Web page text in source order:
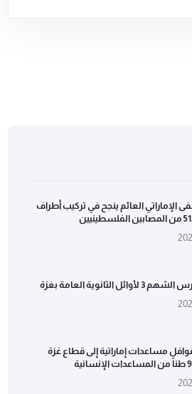
الإماراتي العائم ينجح في تركيب أطراف
الثانوية العامة بغزة
5 قوافل مساعدات إماراتية إلى قطاع غزة